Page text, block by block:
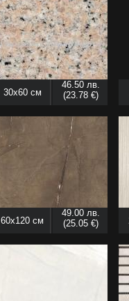
30x60 см
46.50 лв.
(23.78 €)
60x120 см
49.00 лв.
(25.05 €)